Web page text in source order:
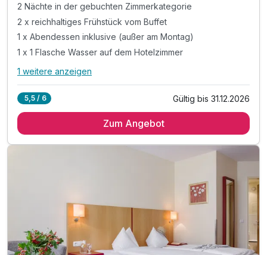
2 Nächte in der gebuchten Zimmerkategorie
2 x reichhaltiges Frühstück vom Buffet
1 x Abendessen inklusive (außer am Montag)
1 x 1 Flasche Wasser auf dem Hotelzimmer
Alle Inklusivleistungen
2 x reichhaltiges Frühstück vom Buffet
1 weitere anzeigen
5,5 / 6 Gültig bis 31.12.2026
Zum Angebot